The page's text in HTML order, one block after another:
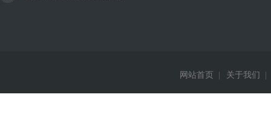
网站首页 关于我们